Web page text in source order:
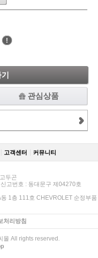
!
관심상품
고객센터 커뮤니티
두곤
고번호 : 동대문구 제04270호
1층 111호 CHEVROLET 순정부품
처리방침
All rights reserved.